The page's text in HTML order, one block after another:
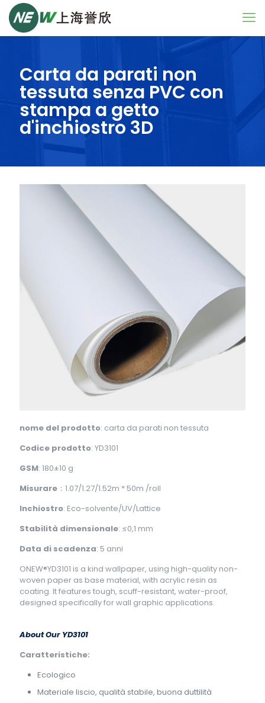
Carta da parati non
tessuta senza PVC con
stampa a getto
d'inchiostro 3D
nome del prodotto: carta da parati non tessuta
Codice prodotto: YD3101
GSM: 180±10 g
Misurare ：1.07/1.27/1.52m * 50m /roll
Inchiostro: Eco-solvente/UV/Lattice
Stabilità dimensionale: ≤0,1 mm
Data di scadenza: 5 anni
ONEW®YD3101 is a kind wallpaper, using high-quality non-
woven paper as base material, with acrylic resin as
coating. It features tough, scuff-resistant, water-proof,
designed specifically for wall graphic applications.
About Our YD3101
Caratteristiche:
Ecologico
Materiale liscio, qualità stabile, buona duttilità